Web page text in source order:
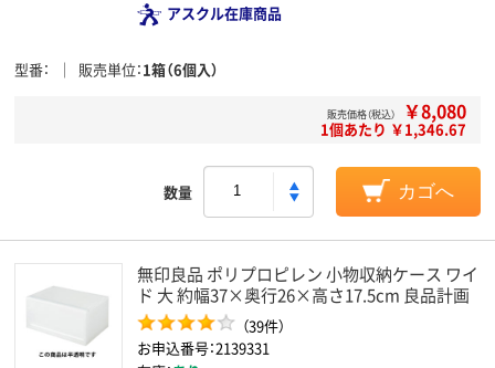
アスクル在庫商品
型番 販売単位 1箱（6個入）
販売価格（税込） ￥8,080
1個あたり ￥1,346.67
数量 カゴへ
無印良品 ポリプロピレン 小物収納ケース ワイ
ド 大 約幅37×奥行26×高さ17.5cm 良品計画
（39件）
お申込番号：2139331